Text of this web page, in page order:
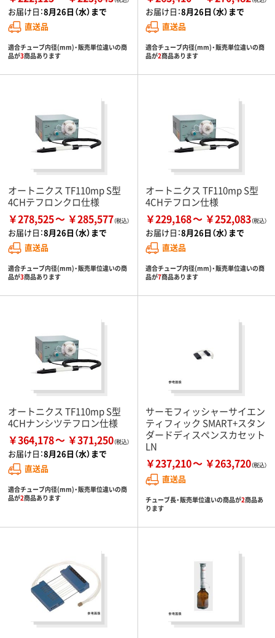
お届け日：8月26日（水）まで
直送品
適合チューブ内径(mm)・販売単位違いの商
品が3商品あります
お届け日：8月26日（水）まで
直送品
適合チューブ内径(mm)・販売単位違いの商
品が2商品あります
オートニクス TF110mp S型
4CHテフロンクロ仕様
￥278,525 ￥285,577
お届け日：8月26日（水）まで
直送品
適合チューブ内径(mm)・販売単位違いの商
品が3商品あります
オートニクス TF110mp S型
4CHテフロン仕様
￥229,168 ￥252,083
お届け日：8月26日（水）まで
直送品
適合チューブ内径(mm)・販売単位違いの商
品が7商品あります
オートニクス TF110mp S型
4CHナンシツテフロン仕様
￥364,178 ￥371,250
お届け日：8月26日（水）まで
直送品
適合チューブ内径(mm)・販売単位違いの商
品が2商品あります
サーモフィッシャーサイエン
ティフィック SMART+スタン
ダードディスペンスカセット
LN
￥237,210 ￥263,720
直送品
チューブ長・販売単位違いの商品が2商品あ
ります